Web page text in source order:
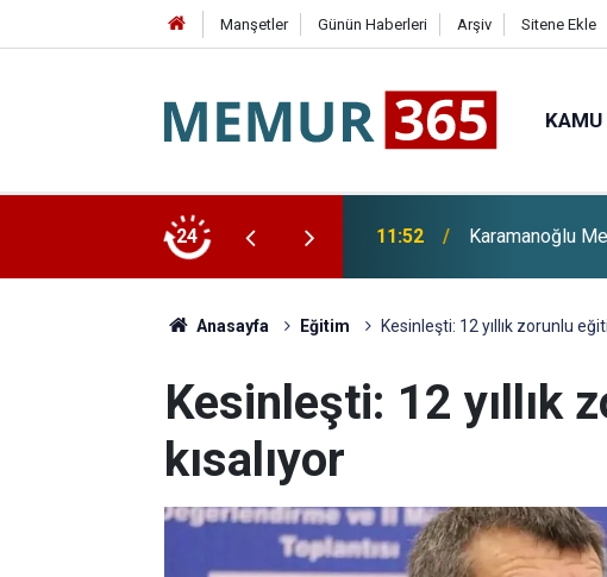
Manşetler Günün Haberleri Arşiv Sitene Ekle
24
36 Personel Alımı Başvuruları Başladı 11:26 Abdullah Gül
Anasayfa Eğitim Kesinleşti: 12 yıllık zorunlu
Kesinleşti: 12 yıllık
kısalıyor